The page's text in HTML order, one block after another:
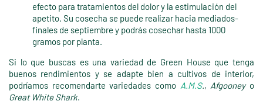
efecto para tratamientos del dolor y la estimulación del
apetito. Su cosecha se puede realizar hacia mediados-
finales de septiembre y podrás cosechar hasta 1000
gramos por planta.
Si lo que buscas es una variedad de Green House que tenga
buenos rendimientos y se adapte bien a cultivos de interior,
podríamos recomendarte variedades como A.M.S., Afgooneyo
Great White Shark.